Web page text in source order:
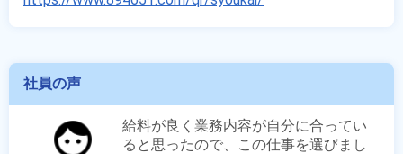
社員の声
給料が良く業務内容が自分に合ってい
ると思ったので、この仕事を選びまし